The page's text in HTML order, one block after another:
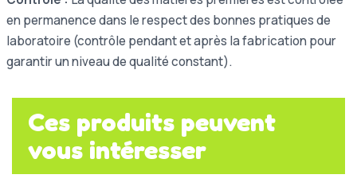
en permanence dans le respect des bonnes pratiques de
laboratoire (contrôle pendant et après la fabrication pour
garantir un niveau de qualité constant).
Ces produits peuvent
vous intéresser